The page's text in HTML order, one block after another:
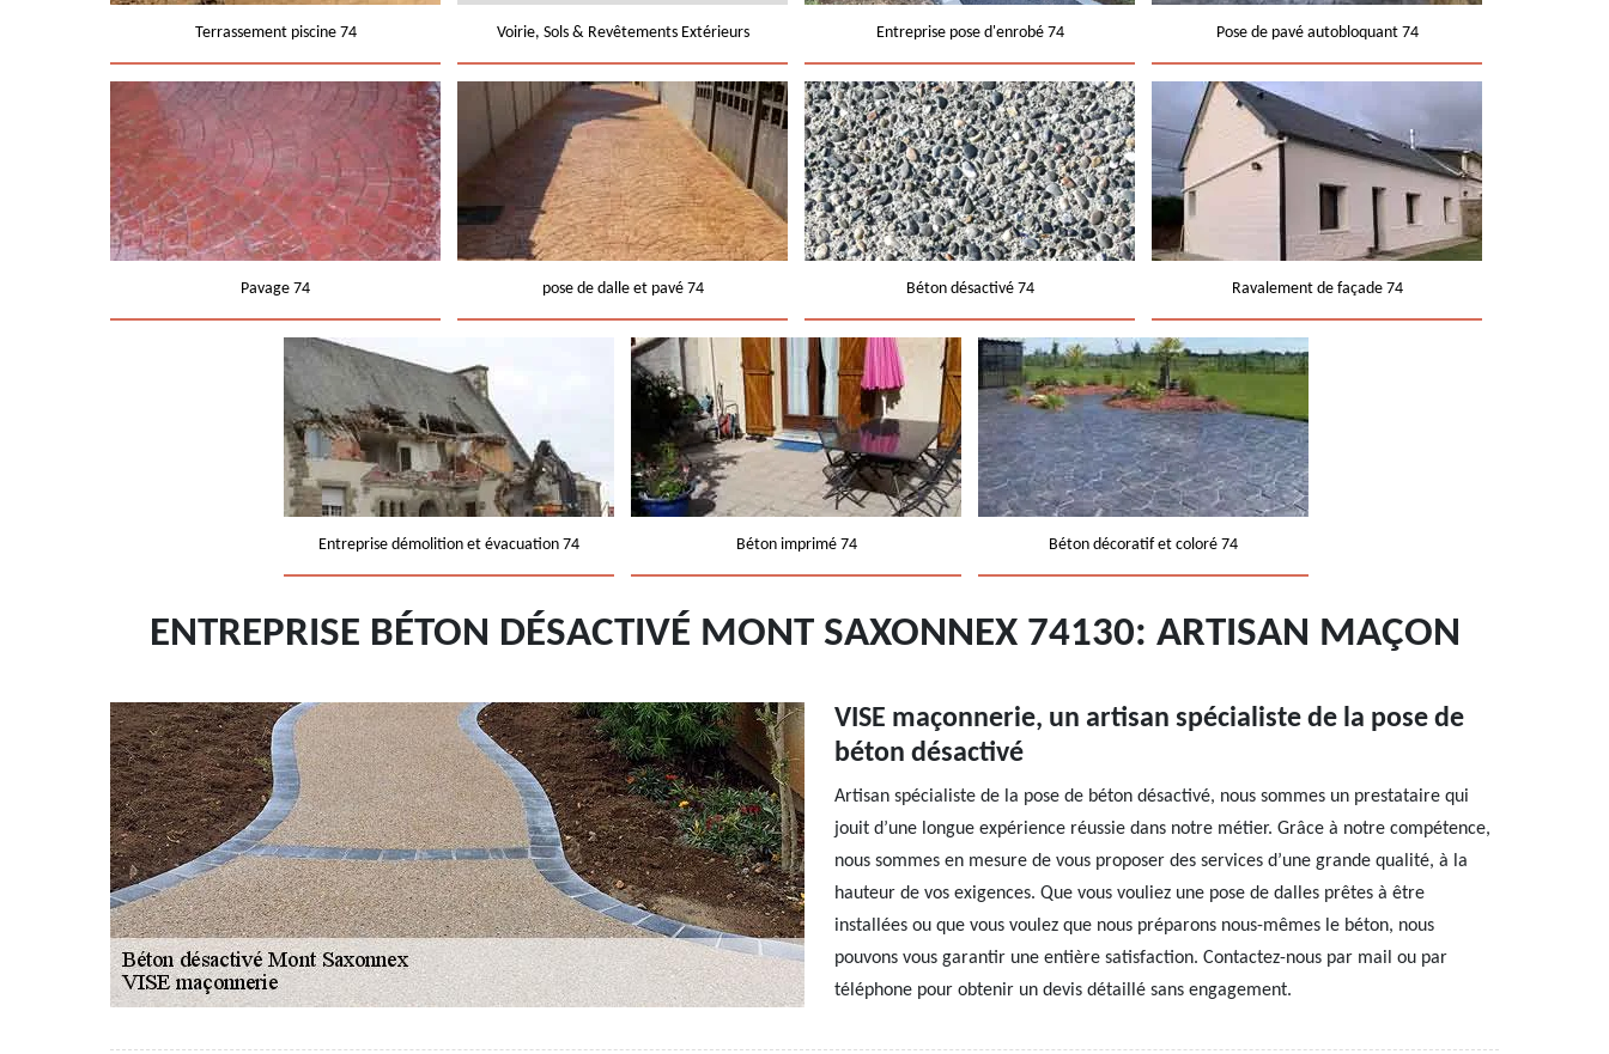
Terrassement piscine 74 Voirie, Sols & Revêtements Extérieurs Entreprise pose d'enrobé 74 Pose de pavé autobloquant 74
Pavage 74 pose de dalle et pavé 74 Béton désactivé 74 Ravalement de façade 74
Entreprise démolition et évacuation 74 Béton imprimé 74 Béton décoratif et coloré 74
ENTREPRISE BÉTON DÉSACTIVÉ MONT SAXONNEX 74130: ARTISAN MAÇON
VISE maçonnerie, un artisan spécialiste de la pose de
béton désactivé
Artisan spécialiste de la pose de béton désactivé, nous sommes un prestataire qui
jouit d’une longue expérience réussie dans notre métier. Grâce à notre compétence,
nous sommes en mesure de vous proposer des services d’une grande qualité, à la
hauteur de vos exigences. Que vous vouliez une pose de dalles prêtes à être
installées ou que vous voulez que nous préparons nous-mêmes le béton, nous
pouvons vous garantir une entière satisfaction. Contactez-nous par mail ou par
téléphone pour obtenir un devis détaillé sans engagement.